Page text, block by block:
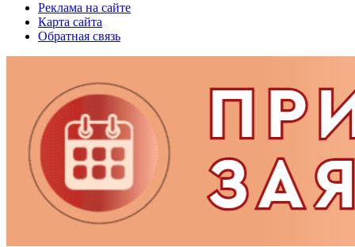
Реклама на сайте
Карта сайта
Обратная связь